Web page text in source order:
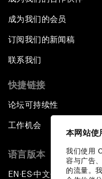
本网站
我们使用
容与广告
的流量。
成为我们的会员
订阅我们的新闻稿
联系我们
快捷链接
论坛可持续性
工作机会
语言版本
EN ▪ES▪中文▪ 日本語